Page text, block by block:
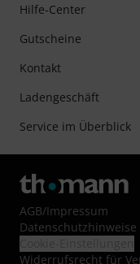
Hilfe-Center
Gutscheine
Kontakt
Ladengeschäft
Service im Überblick
AGB/Impressum
Datenschutzhinweise
Widerrufsrecht für